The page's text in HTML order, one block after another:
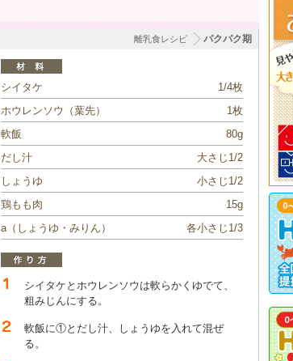
パクパク期
離乳食レシピ
シイタケ
1/4枚
ホウレンソウ（葉先）
1枚
軟飯
80g
だし汁
大さじ1/2
しょうゆ
小さじ1/2
鶏もも肉
15g
a（しょうゆ・みりん）
各小さじ1/3
シイタケとホウレンソウは軟らかくゆでて、
粗みじんにする。
軟飯に①とだし汁、しょうゆを入れて混ぜ
る。